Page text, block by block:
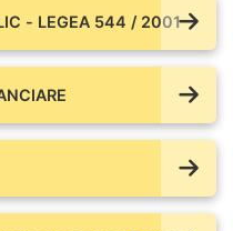
- LEGEA 544 / 2001